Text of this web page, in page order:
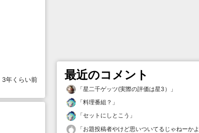
3年くらい前 最近のコメント
「星二千ゲッツ(実際の評価は星3）
」
「料理番組？ 」
「セットにしとこう 」
「お題投稿者やけど思いついてるじゃねーかよ